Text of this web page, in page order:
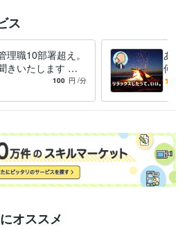
ス
理職10部署超え。
きいたします 仕
いろんな場面のお
100 円 /分
あな
何で
こと
す
オススメ